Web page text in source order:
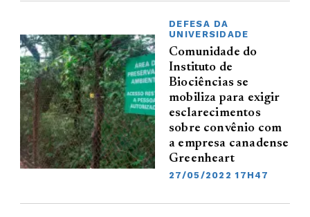
DEFESA DA
UNIVERSIDADE
Comunidade do
Instituto de
Biociências se
mobiliza para exigir
esclarecimentos
sobre convênio com
a empresa canadense
Greenheart
27/05/2022 17H47